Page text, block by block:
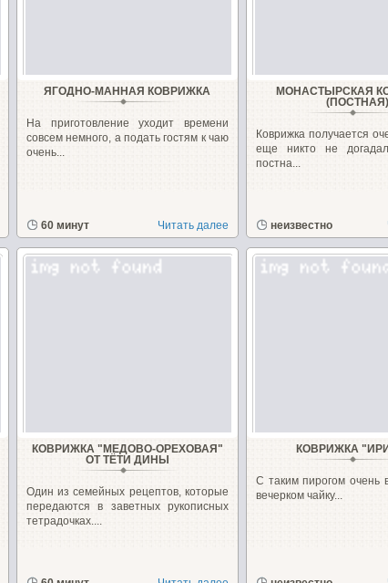
ЯГОДНО-МАННАЯ КОВРИЖКА
На приготовление уходит времени
совсем немного, а подать гостям к чаю
очень...
60 минут Читать далее
МОНАСТЫРСКАЯ
(ПОСТНАЯ)
Коврижка получается
еще никто не
постна...
неизвестно
КОВРИЖКА "МЕДОВО-ОРЕХОВАЯ"
ОТ ТЁТИ ДИНЫ
Один из семейных рецептов, которые
передаются в заветных рукописных
тетрадочках....
КОВРИЖКА
С таким пирогом очень
вечерком чайку...